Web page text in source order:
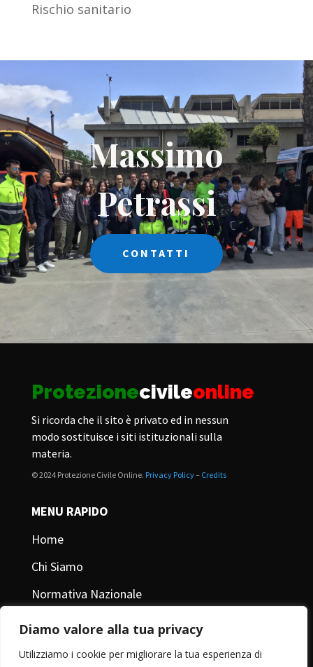
Diamo valore alla tua privacy
Utilizziamo i cookie per migliorare la tua esperienza di
Rischio sanitario
Massimo
Petrassi
CONTATTI
Protezionecivileonline
Si ricorda che il sito è privato ed in nessun
modo sostituisce i siti istituzionali sulla
materia.
© 2024 Protezione Civile Online. Privacy Policy– Credits
MENU RAPIDO
Home
Chi Siamo
Normativa Nazionale
Pubblicazioni
Contattami